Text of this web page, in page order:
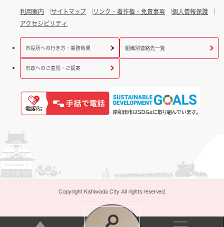
利用案内 サイトマップ リンク・著作権・免責事項
個人情報保護
アクセシビリティ
市役所への行き方・業務時間 組織別連絡先一覧
市政へのご意見・ご提案
Copyright Kishiwada City All rights reserved.